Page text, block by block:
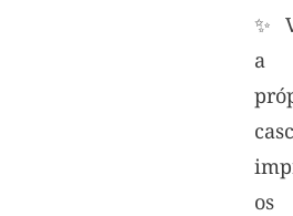
✨
a
os